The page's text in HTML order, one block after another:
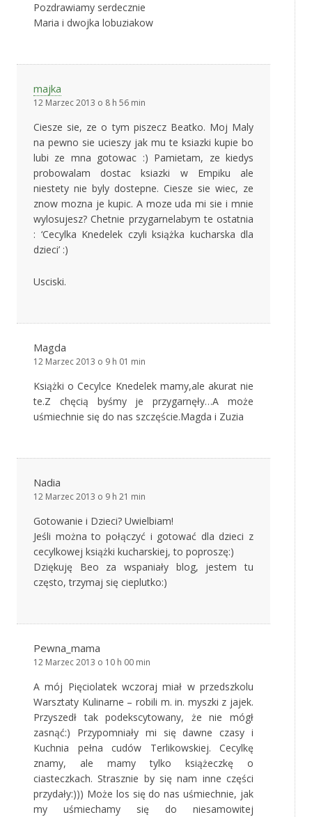
Pozdrawiamy serdecznie
Maria i dwojka lobuziakow
majka
12 Marzec 2013 o 8 h 56 min
Ciesze sie, ze o tym piszecz Beatko. Moj Maly
na pewno sie ucieszy jak mu te ksiazki kupie bo
lubi ze mna gotowac :) Pamietam, ze kiedys
probowalam dostac ksiazki w Empiku ale
niestety nie byly dostepne. Ciesze sie wiec, ze
znow mozna je kupic. A moze uda mi sie i mnie
wylosujesz? Chetnie przygarnelabym te ostatnia
: ‘Cecylka Knedelek czyli książka kucharska dla
dzieci’ :)
Usciski.
Magda
12 Marzec 2013 o 9 h 01 min
Książki o Cecylce Knedelek mamy,ale akurat nie
te.Z chęcią byśmy je przygarnęły…A może
uśmiechnie się do nas szczęście.Magda i Zuzia
Nadia
12 Marzec 2013 o 9 h 21 min
Gotowanie i Dzieci? Uwielbiam!
Jeśli można to połączyć i gotować dla dzieci z
cecylkowej książki kucharskiej, to poproszę:)
Dziękuję Beo za wspaniały blog, jestem tu
często, trzymaj się cieplutko:)
Pewna_mama
12 Marzec 2013 o 10 h 00 min
A mój Pięciolatek wczoraj miał w przedszkolu
Warsztaty Kulinarne – robili m. in. myszki z jajek.
Przyszedł tak podekscytowany, że nie mógł
zasnąć:) Przypomniały mi się dawne czasy i
Kuchnia pełna cudów Terlikowskiej. Cecylkę
znamy, ale mamy tylko książeczkę o
ciasteczkach. Strasznie by się nam inne części
przydały:))) Może los się do nas uśmiechnie, jak
my uśmiechamy się do niesamowitej